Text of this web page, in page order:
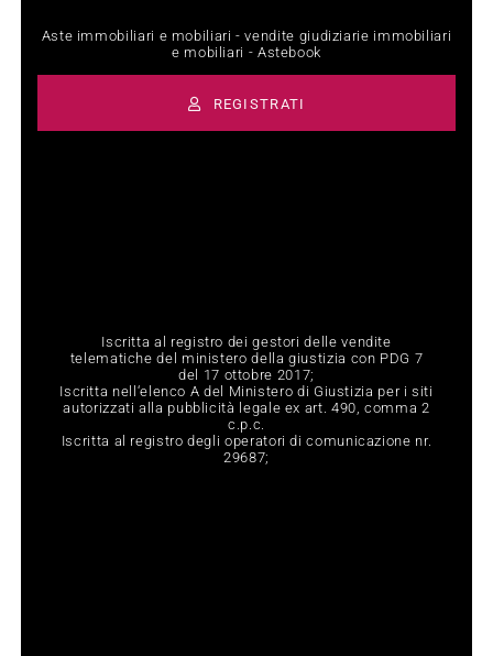
Aste immobiliari e mobiliari - vendite giudiziarie immobiliari
e mobiliari - Astebook
REGISTRATI
Iscritta al registro dei gestori delle vendite
telematiche del ministero della giustizia con PDG 7
del 17 ottobre 2017;
Iscritta nell‘elenco A del Ministero di Giustizia per i siti
autorizzati alla pubblicità legale ex art. 490, comma 2
c.p.c.
Iscritta al registro degli operatori di comunicazione nr.
29687;